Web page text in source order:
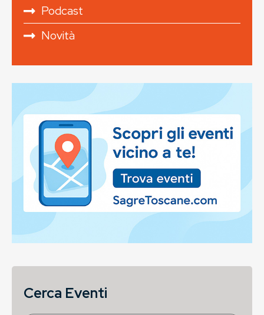
Podcast
Novità
Cerca Eventi